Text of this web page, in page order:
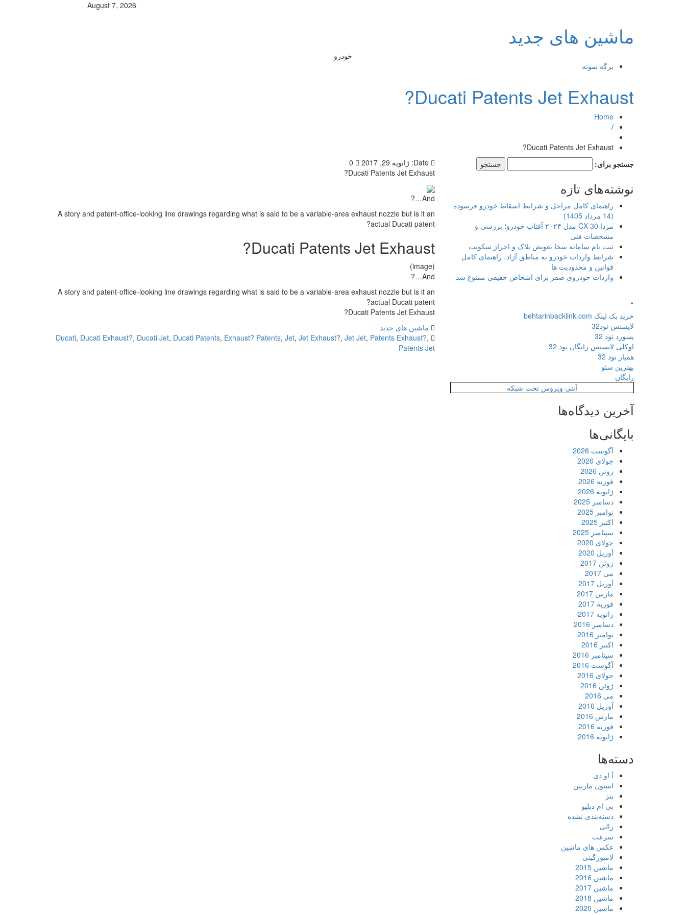
August 7, 2026
ماشین های جدید
خودرو
برگه نمونه
Ducati Patents Jet Exhaust?
Home
/
Ducati Patents Jet Exhaust?
Date: ژانویه 29, 2017
0
Ducati Patents Jet Exhaust?
And…?
A story and patent-office-looking line drawings regarding what is said to be a variable-area exhaust nozzle but is it an
actual Ducati patent?
Ducati Patents Jet Exhaust?
(image)
And…?
A story and patent-office-looking line drawings regarding what is said to be a variable-area exhaust nozzle but is it an
actual Ducati patent?
Ducati Patents Jet Exhaust?
ماشین های جدید
Ducati, Ducati Exhaust?, Ducati Jet, Ducati Patents, Exhaust? Patents, Jet, Jet Exhaust?, Jet Jet, Patents Exhaust?,
Patents Jet
جستجو برای:
نوشته‌های تازه
راهنمای کامل مراحل و شرایط اسقاط خودرو فرسوده
(14 مرداد 1405)
مزدا CX-30 مدل ۲۰۲۴ آفتاب خودرو؛ بررسی و
مشخصات فنی
ثبت نام سامانه سخا تعویض پلاک و احراز سکونت
شرایط واردات خودرو به مناطق آزاد، راهنمای کامل
قوانین و محدودیت ها
واردات خودروی صفر برای اشخاص حقیقی ممنوع شد
.
خرید بک لینک behtarinbacklink.com
لایسنس نود32
پسورد نود 32
اوکلی لایسنس رایگان نود 32
همیار نود 32
بهترین سئو
رایگان
آنتی ویروس تحت شبکه
آخرین دیدگاه‌ها
بایگانی‌ها
آگوست 2026
جولای 2026
ژوئن 2026
فوریه 2026
ژانویه 2026
دسامبر 2025
نوامبر 2025
اکتبر 2025
سپتامبر 2025
جولای 2020
آوریل 2020
ژوئن 2017
می 2017
آوریل 2017
مارس 2017
فوریه 2017
ژانویه 2017
دسامبر 2016
نوامبر 2016
اکتبر 2016
سپتامبر 2016
آگوست 2016
جولای 2016
ژوئن 2016
می 2016
آوریل 2016
مارس 2016
فوریه 2016
ژانویه 2016
دسته‌ها
آ او دی
استون مارتین
بنز
بی ام دبلیو
دسته‌بندی نشده
رالی
سرعت
عکس های ماشین
لامبورگینی
ماشین 2015
ماشین 2016
ماشین 2017
ماشین 2018
ماشین 2020